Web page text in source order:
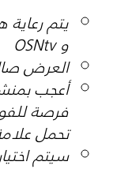
يتم
و OSNtv
العرض صالح
أعجب
فرصة
تحمل
سيتم